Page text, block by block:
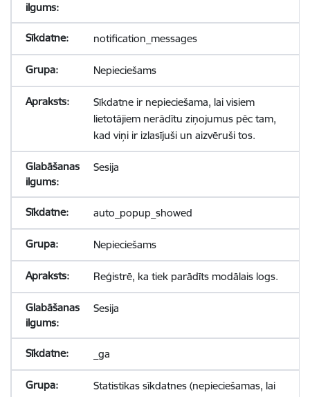
notification_messages
Nepieciešams
Sīkdatne ir nepieciešama, lai visiem
lietotājiem nerādītu ziņojumus pēc tam,
kad viņi ir izlasījuši un aizvēruši tos.
Sesija
auto_popup_showed
Nepieciešams
Reģistrē, ka tiek parādīts modālais logs.
Sesija
_ga
Statistikas sīkdatnes (nepieciešamas, lai